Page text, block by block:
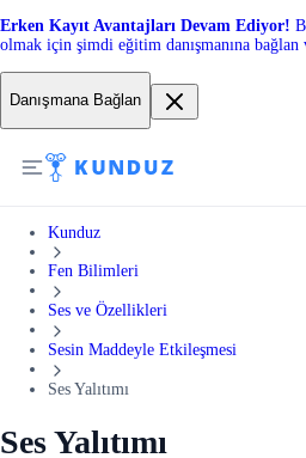
Erken Kayıt Avantajları Devam Ediyor!
olmak için şimdi eğitim danışmanına
Danışmana Bağlan
Kunduz
Fen Bilimleri
Ses ve Özellikleri
Sesin Maddeyle Etkileşmesi
Ses Yalıtımı
Ses Yalıtımı